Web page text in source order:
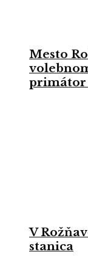
Mesto
primátor
V
stanica